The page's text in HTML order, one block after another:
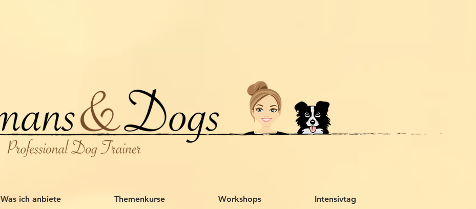
Was ich anbiete Themenkurse Workshops Intensivtag